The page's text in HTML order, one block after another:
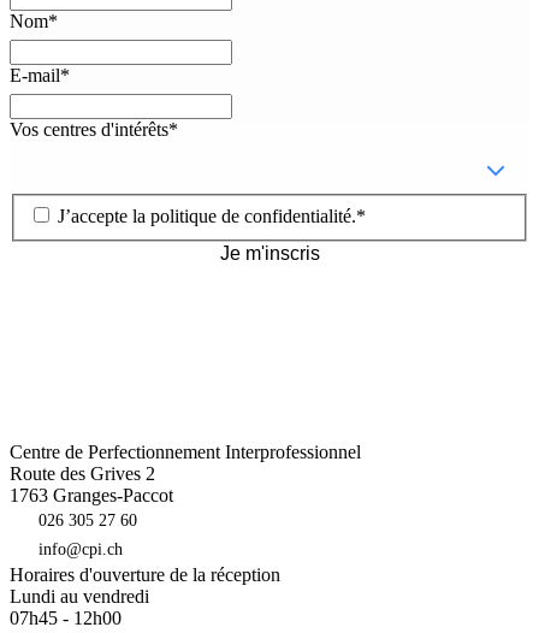
Nom*
E-mail*
Vos centres d'intérêts*
J’accepte la politique de confidentialité.*
Je m'inscris
Centre de Perfectionnement Interprofessionnel
Route des Grives 2
1763 Granges-Paccot
026 305 27 60
info@cpi.ch
Horaires d'ouverture de la réception
Lundi au vendredi
07h45 - 12h00